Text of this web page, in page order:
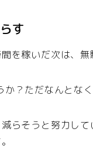
す
を稼いだ次は、無
か？ただなんとな
らそうと努力し